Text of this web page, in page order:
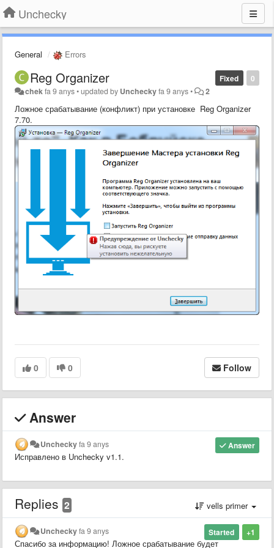
Unchecky
General Errors
0
Fixed
Reg Organizer
chekfa 9 anys•updated by Uncheckyfa 9 anys• 2
Ложное срабатывание (конфликт) при установке Reg Organizer
7.70.
0 0 Follow
Answer
Answer
Uncheckyfa 9 anys
Исправлено в Unchecky v1.1.
Replies 2 vells primer
+1
Started
Uncheckyfa 9 anys
Спасибо за информацию! Ложное срабатывание будет